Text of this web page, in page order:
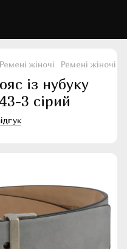
Ремені жіночі Ремені жіночі
із нубуку
3 сірий